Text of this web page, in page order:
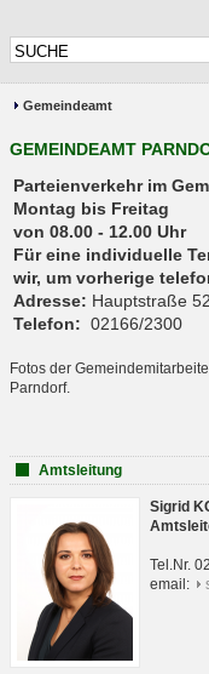
Gemeindeamt
GEMEINDEAMT
Parteienverkehr
Montag bis Freitag
von 08.00 - 12.00 Uhr
Für eine individuelle
wir, um vorherige
Adresse: Hauptstraße
Telefon: 02166/2300
Fotos der
Parndorf.
Amtsleitung
Sigrid
Tel.Nr.
email: